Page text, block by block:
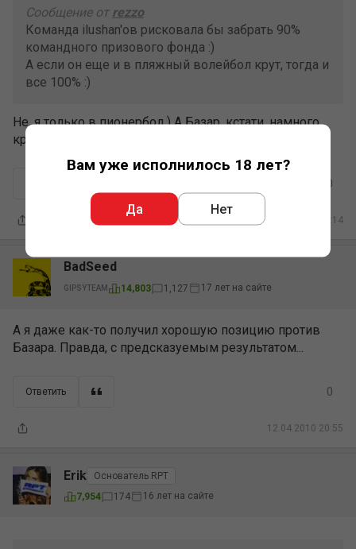
Вам уже исполнилось 18 лет?
Да Нет
Сообщение от rezzo
Команда ilushan'ов рисковала бы забрать 90%
командного призового фонда :)
А если он еще и в пляжный волейбол крут, тогда и
все 100% :)
Не, я только в пионербол ) А Базар, кстати, намного
круче меня в шахматы.
12.04.2010 20:14
0
BadSeed
GIPSYTEAM 14,803 1,127 17 лет на сайте
А я даже как-то получил хорошую позицию против
Базара. Правда, с предсказуемым результатом...
Ответить
12.04.2010 20:55
0
Erik
Основатель RPT
7,954
174 16 лет на сайте